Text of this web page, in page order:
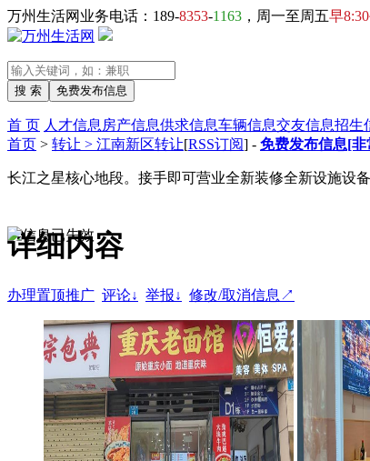
万州生活网业务电话：189-8353-1163 ，周一至周五早
首 页 人才信息 房产信息供求信息车辆信息交友信息招生
首页 > 转让 > 江南新区转让[RSS订阅] - 免费发布信息[非
长江之星核心地段。接手即可营业全新装修全新设施设备
详细内容
办理置顶推广 评论↓ 举报↓ 修改/取消信息↗